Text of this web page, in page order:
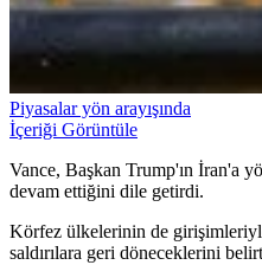
Piyasalar yön arayışında
İçeriği Görüntüle
Vance, Başkan Trump'ın İran'a
devam ettiğini dile getirdi.
Körfez ülkelerinin de
saldırılara geri döneceklerini